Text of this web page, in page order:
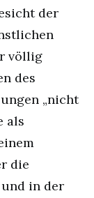
der
völlig
des
„nicht
als
die
in der